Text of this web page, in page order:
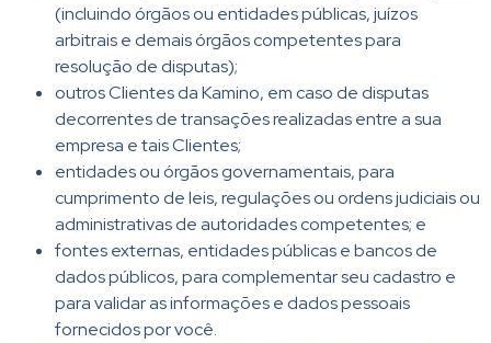
(incluindo órgãos ou entidades públicas, juízos
arbitrais e demais órgãos competentes para
resolução de disputas);
outros Clientes da Kamino, em caso de disputas
decorrentes de transações realizadas entre a sua
empresa e tais Clientes;
entidades ou órgãos governamentais, para
cumprimento de leis, regulações ou ordens judiciais ou
administrativas de autoridades competentes; e
fontes externas, entidades públicas e bancos de
dados públicos, para complementar seu cadastro e
para validar as informações e dados pessoais
fornecidos por você.